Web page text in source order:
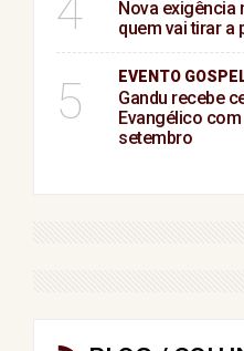
Nova exigência
quem vai tirar a
5 EVENTO
Gandu recebe
Evangélico
setembro